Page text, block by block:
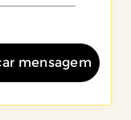
mensagem